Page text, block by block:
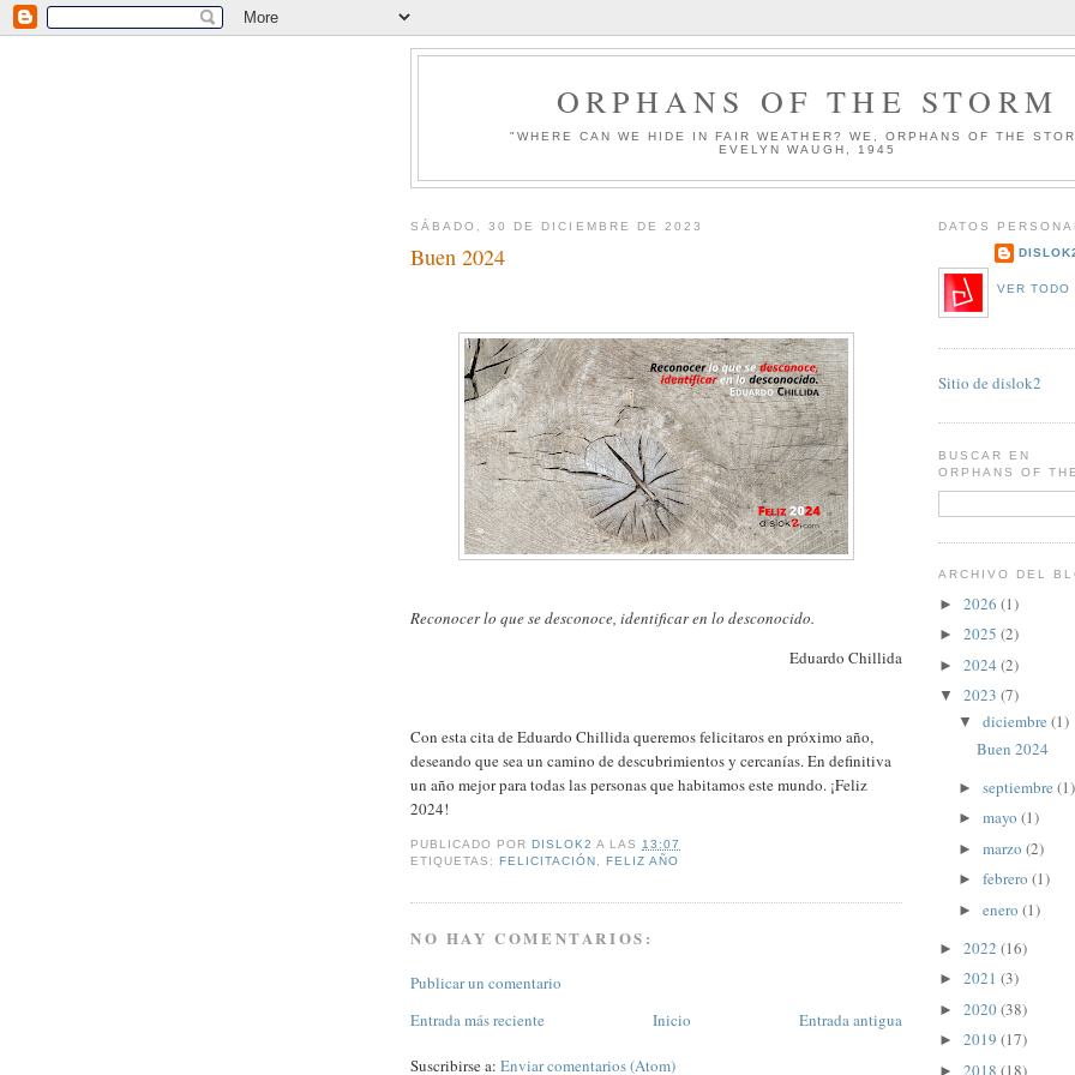
ORPHANS OF THE STORM
"WHERE CAN WE HIDE IN FAIR WEATHER? WE, ORPHANS OF THE
EVELYN WAUGH, 1945
SÁBADO, 30 DE DICIEMBRE DE 2023
Buen 2024
Reconocer lo que se desconoce, identificar en lo desconocido.
Eduardo Chillida
Con esta cita de Eduardo Chillida queremos felicitaros en próximo año,
deseando que sea un camino de descubrimientos y cercanías. En definitiva
un año mejor para todas las personas que habitamos este mundo. ¡Feliz
2024!
PUBLICADO PORDISLOK2A LAS13:07
ETIQUETAS:FELICITACIÓN,FELIZ AÑO
NO HAY COMENTARIOS:
Publicar un comentario
Entrada más reciente
Entrada antigua
Inicio
Suscribirse a: Enviar comentarios (Atom)
DATOS
VER
Sitio de dislok2
BUSCAR EN
ORPHANS OF
ARCHIVO DEL
► 2026 (1)
► 2025 (2)
► 2024 (2)
▼ 2023 (7)
▼ diciembre (1)
Buen 2024
► septiembre (1)
► mayo (1)
► marzo (2)
► febrero (1)
► enero (1)
► 2022 (16)
► 2021 (3)
► 2020(38)
► 2019 (17)
► 2018 (18)